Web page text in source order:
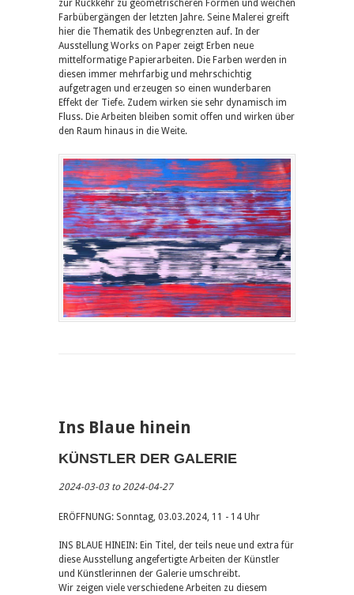
zur Rückkehr zu geometrischeren Formen und weichen
Farbübergängen der letzten Jahre. Seine Malerei greift
hier die Thematik des Unbegrenzten auf. In der
Ausstellung Works on Paper zeigt Erben neue
mittelformatige Papierarbeiten. Die Farben werden in
diesen immer mehrfarbig und mehrschichtig
aufgetragen und erzeugen so einen wunderbaren
Effekt der Tiefe. Zudem wirken sie sehr dynamisch im
Fluss. Die Arbeiten bleiben somit offen und wirken über
den Raum hinaus in die Weite.
Ins Blaue hinein
KÜNSTLER DER GALERIE
2024-03-03 to 2024-04-27
ERÖFFNUNG: Sonntag, 03.03.2024, 11 - 14 Uhr
INS BLAUE HINEIN: Ein Titel, der teils neue und extra für
diese Ausstellung angefertigte Arbeiten der Künstler
und Künstlerinnen der Galerie umschreibt.
Wir zeigen viele verschiedene Arbeiten zu diesem